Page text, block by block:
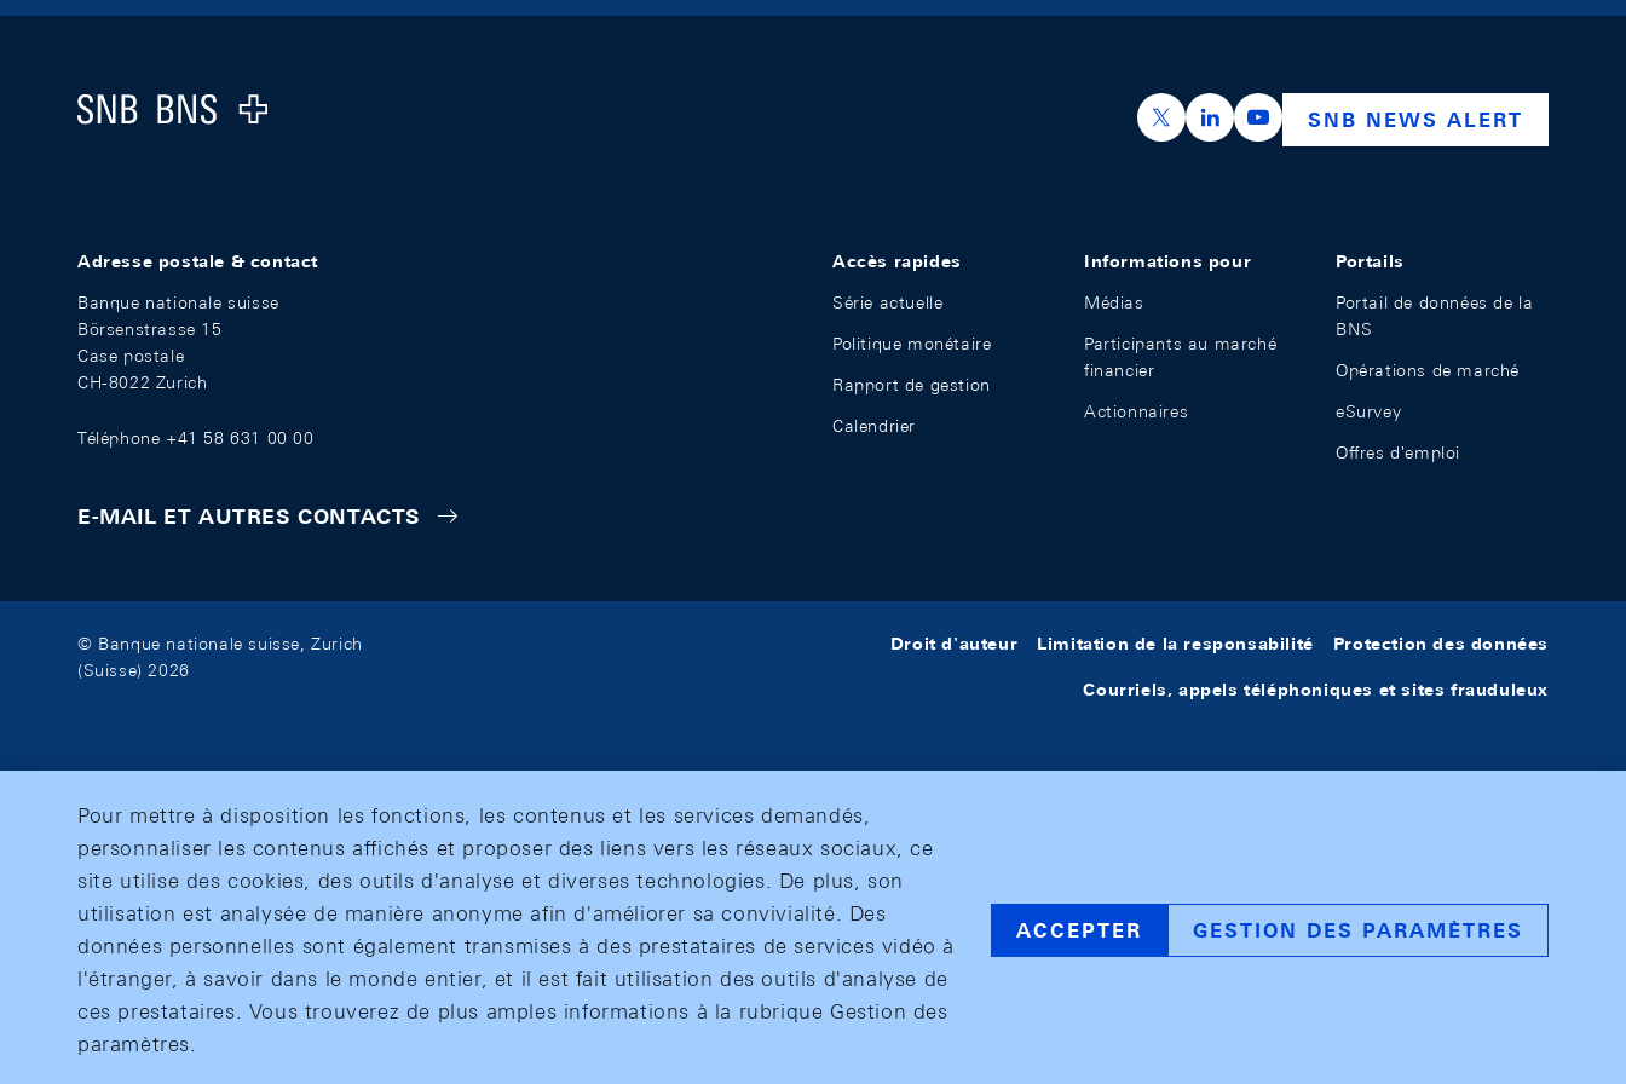
Logo
https://x.com/snb_bns
https://ch.linkedin.com/company/swiss-
https://www.youtube.com/
SNB NEWS ALERT
Adresse postale & contact
Banque nationale suisse
Börsenstrasse 15
Case postale
CH-8022 Zurich
Téléphone +41 58 631 00 00
E-MAIL ET AUTRES CONTACTS
Accès rapides
Série actuelle
Politique monétaire
Rapport de gestion
Calendrier
Informations pour
Médias
Participants au marché
financier
Actionnaires
Portails
Portail de données de la
BNS
Opérations de marché
eSurvey
Offres d'emploi
© Banque nationale suisse, Zurich
(Suisse) 2026
Droit d'auteur Limitation de la responsabilité Protection des données
Courriels, appels téléphoniques et sites frauduleux
Pour mettre à disposition les fonctions, les contenus et les services demandés,
personnaliser les contenus affichés et proposer des liens vers les réseaux sociaux, ce
site utilise des cookies, des outils d'analyse et diverses technologies. De plus, son
utilisation est analysée de manière anonyme afin d'améliorer sa convivialité. Des
données personnelles sont également transmises à des prestataires de services vidéo à
l'étranger, à savoir dans le monde entier, et il est fait utilisation des outils d'analyse de
ces prestataires. Vous trouverez de plus amples informations à la rubrique Gestion des
paramètres.
ACCEPTER GESTION DES PARAMÈTRES